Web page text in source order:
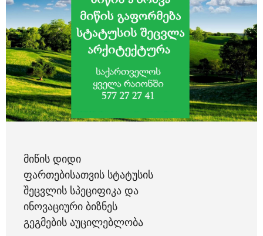
ᲛᲘᲬᲘᲡ ᲓᲘᲓᲘ
ᲤᲐᲠᲗᲔᲑᲘᲡᲐᲗᲕᲘᲡ ᲡᲢᲐᲢᲣᲡᲘᲡ
ᲨᲔᲪᲕᲚᲘᲡ ᲡᲞᲔᲪᲘᲤᲘᲙᲐ ᲓᲐ
ᲘᲜᲝᲕᲐᲪᲘᲣᲠᲘ ᲑᲘᲖᲜᲔᲡ
ᲒᲔᲒᲛᲔᲑᲘᲡ ᲐᲣᲪᲘᲚᲔᲑᲚᲝᲑᲐ